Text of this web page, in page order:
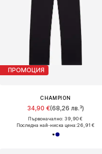
ПРОМОЦИЯ
CHAMPION
34,90 €(68,26 лв.³)
Първоначално: 39,90 €
Последна най-ниска цена:26,91 €